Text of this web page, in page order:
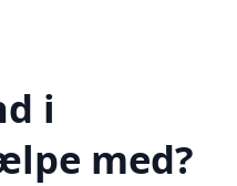
i
med?